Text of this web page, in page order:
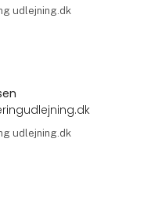
udlejning.dk
udlejning.dk